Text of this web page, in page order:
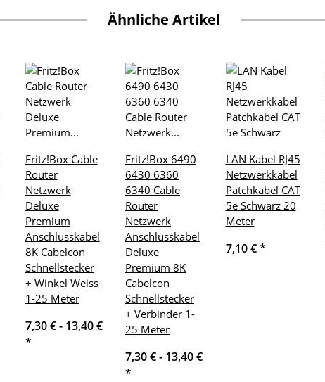
Ähnliche Artikel
Fritz!Box Cable
Router
Netzwerk
Deluxe
Premium
Anschlusskabel
8K Cabelcon
Schnellstecker
+ Winkel Weiss
1-25 Meter
7,30 € - 13,40 €
*
Fritz!Box 6490
6430 6360
6340 Cable
Router
Netzwerk
Anschlusskabel
Deluxe
Premium 8K
Cabelcon
Schnellstecker
+ Verbinder 1-
25 Meter
7,30 € - 13,40 €
*
LAN Kabel RJ45
Netzwerkkabel
Patchkabel CAT
5e Schwarz 20
Meter
7,10 €*